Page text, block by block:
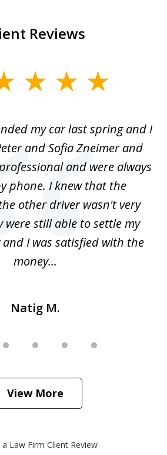
Reviews
my car last spring and I
and Sofia Zneimer and
and were always
phone. I knew that the
other driver wasn't very
were still able to settle my
I was satisfied with the
money...
Natig M.
View More
Law Firm Client Review